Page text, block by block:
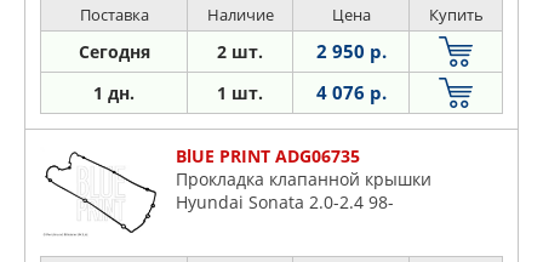
Поставка Наличие Цена Купить
Сегодня 2 шт. 2 950 р.
1 дн. 1 шт. 4 076 р.
BlUE PRINT ADG06735
Прокладка клапанной крышки
Hyundai Sonata 2.0-2.4 98-